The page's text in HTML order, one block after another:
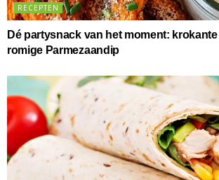
RECEPTEN
Dé partysnack van het moment:
romige Parmezaandip